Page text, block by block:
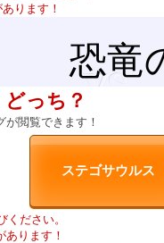
ります！
恐竜
っち？
閲覧できます！
ください。
あります！